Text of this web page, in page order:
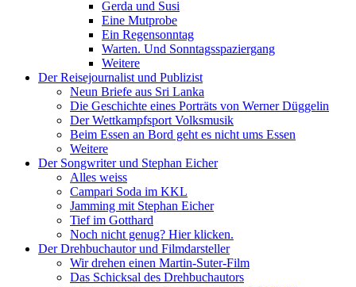
Gerda und Susi
Eine Mutprobe
Ein Regensonntag
Warten. Und Sonntagsspaziergang
Weitere
Der Reisejournalist und Publizist
Neun Briefe aus Sri Lanka
Die Geschichte eines Porträts von Werner Düggelin
Der Wettkampfsport Volksmusik
Beim Essen an Bord geht es nicht ums Essen
Weitere
Der Songwriter und Stephan Eicher
Alles weiss
Campari Soda im KKL
Jamming mit Stephan Eicher
Tief im Gotthard
Noch nicht genug? Hier klicken.
Der Drehbuchautor und Filmdarsteller
Wir drehen einen Martin-Suter-Film
Das Schicksal des Drehbuchautors